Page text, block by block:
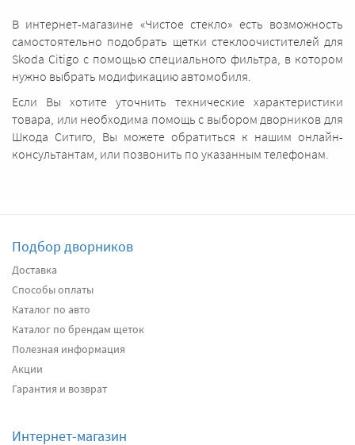
В интернет-магазине «Чистое стекло» есть возможность
самостоятельно подобрать щетки стеклоочистителей для
Skoda Citigo с помощью специального фильтра, в котором
нужно выбрать модификацию автомобиля.
Если Вы хотите уточнить технические характеристики
товара, или необходима помощь с выбором дворников для
Шкода Ситиго, Вы можете обратиться к нашим онлайн-
консультантам, или позвонить по указанным телефонам.
Подбор дворников
Доставка
Способы оплаты
Каталог по авто
Каталог по брендам щеток
Полезная информация
Акции
Гарантия и возврат
Интернет-магазин